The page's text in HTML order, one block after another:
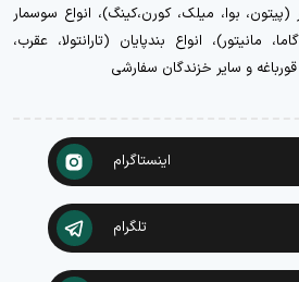
بوا، میلک، کورن،کینگ)، انواع سوسمار
مانیتور)، انواع بندپایان (تارانتولا، عقرب،
و سایر خزندگان سفارشی
اینستاگرام
تلگرام